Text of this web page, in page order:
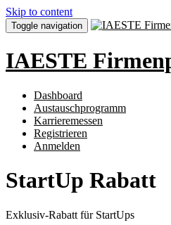
Skip to content
Toggle navigation
IAESTE
Dashboard
Austauschprogramm
Karrieremessen
Registrieren
Anmelden
StartUp Rabatt
Exklusiv-Rabatt für StartUps